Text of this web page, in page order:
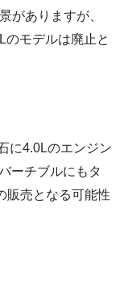
がありますが、
のモデルは廃止と
に4.0Lのエンジン
ーチブルにもタ
販売となる可能性